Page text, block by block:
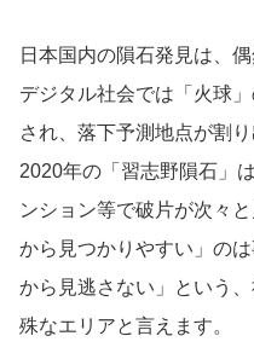
日本国内の隕石発見は、
デジタル社会では「火球
され、落下予測地点が割
2020年の「習志野隕石」
ンション等で破片が次々
から見つかりやすい」の
から見逃さない」という
殊なエリアと言えます。